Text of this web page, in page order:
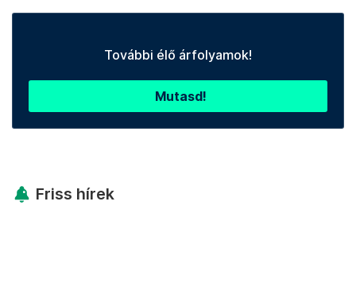
További élő árfolyamok!
Mutasd!
Friss hírek